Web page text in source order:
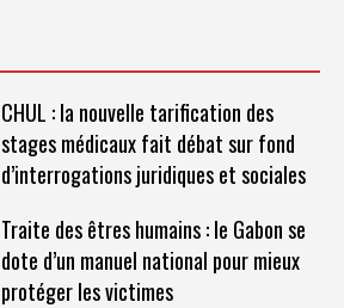
CHUL : la nouvelle tarification des
stages médicaux fait débat sur fond
d’interrogations juridiques et sociales
Traite des êtres humains : le Gabon se
dote d’un manuel national pour mieux
protéger les victimes